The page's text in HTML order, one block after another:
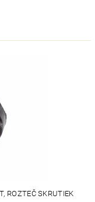
ROZTEČ SKRUTIEK